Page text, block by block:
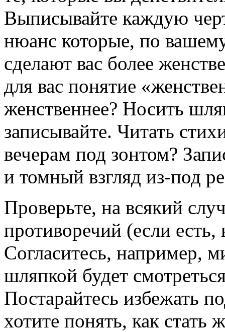
Выписывайте каждую
нюанс которые, по
сделают вас более
для вас понятие
женственнее? Носить
записывайте. Читать
вечерам под зонтом?
и томный взгляд из-под
Проверьте, на всякий
противоречий (если есть,
Согласитесь, например,
шляпкой будет
Постарайтесь избежать
хотите понять, как стать